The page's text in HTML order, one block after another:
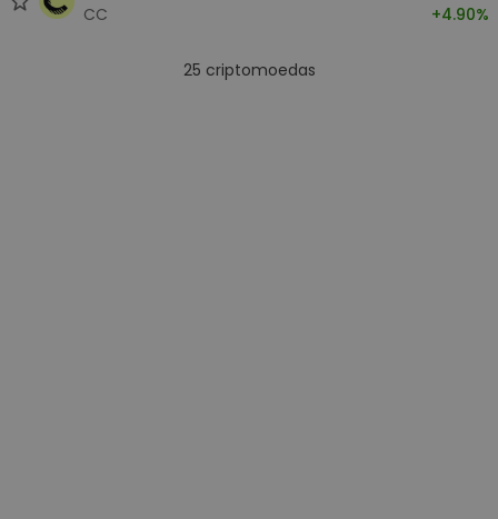
CC
+4.90%
25 criptomoedas